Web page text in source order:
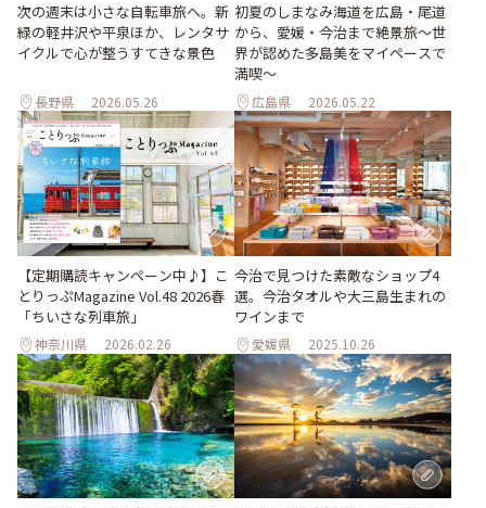
次の週末は小さな自転車旅へ。新
緑の軽井沢や平泉ほか、レンタサ
イクルで心が整うすてきな景色
長野県 2026.05.26
初夏のしまなみ海道を広島・尾道
から、愛媛・今治まで絶景旅〜世
界が認めた多島美をマイペースで
満喫〜
広島県 2026.05.22
【定期購読キャンペーン中♪】こ
とりっぷMagazine Vol.48 2026春
「ちいさな列車旅」
神奈川県 2026.02.26
今治で見つけた素敵なショップ4
選。今治タオルや大三島生まれの
ワインまで
愛媛県 2025.10.26